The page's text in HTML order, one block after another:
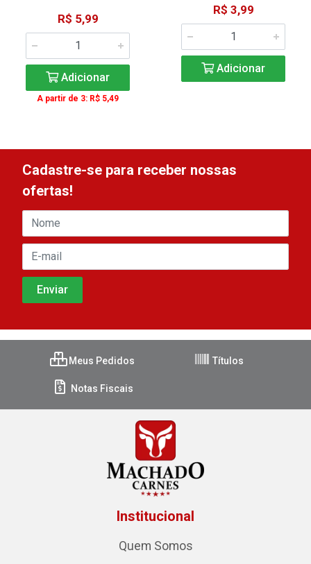
R$ 5,99
Adicionar
A partir de 3: R$ 5,49
R$ 3,99
Adicionar
Cadastre-se para receber nossas
ofertas!
Meus Pedidos Títulos
Notas Fiscais
Institucional
Quem Somos